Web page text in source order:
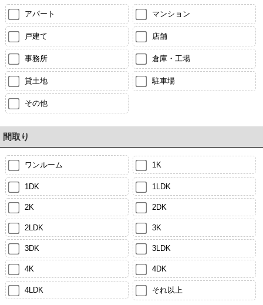
アパート マンション
戸建て 店舗
事務所 倉庫・工場
貸土地 駐車場
その他
間取り
ワンルーム 1K
1DK 1LDK
2K 2DK
2LDK 3K
3DK 3LDK
4K 4DK
4LDK それ以上